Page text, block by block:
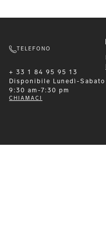
TELEFONO
+ 33 1 84 95 95 13
Disponibile
Lunedì-Sabato
9:30 am-7:30 pm
CHIAMACI